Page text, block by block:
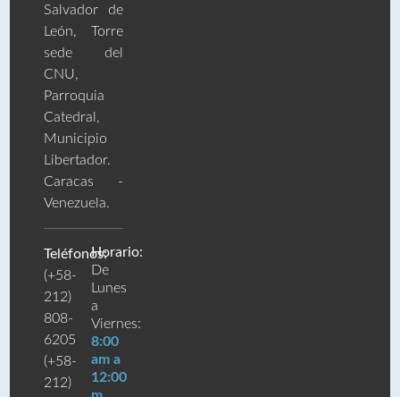
Salvador de
León, Torre
sede del
CNU,
Parroquia
Catedral,
Municipio
Libertador.
Caracas -
Venezuela.
Teléfonos:
(+58-
212)
808-
6205
(+58-
212)
Horario:
De
Lunes
a
Viernes:
8:00
am a
12:00